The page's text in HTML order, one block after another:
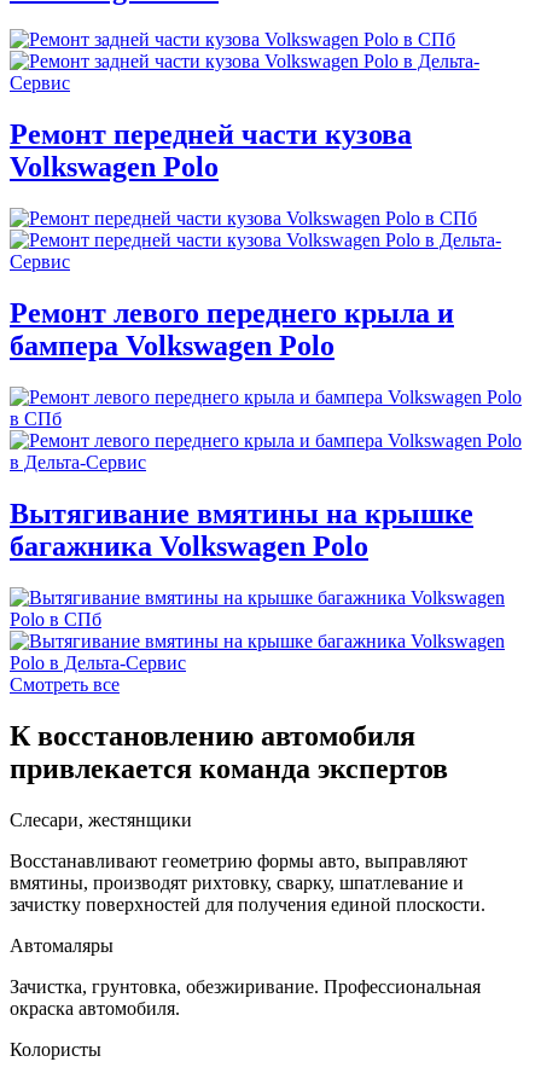
Ремонт передней части кузова
Volkswagen Polo
Ремонт левого переднего крыла и
бампера Volkswagen Polo
Вытягивание вмятины на крышке
багажника Volkswagen Polo
Смотреть все
К восстановлению автомобиля
привлекается команда экспертов
Слесари, жестянщики
Восстанавливают геометрию формы авто, выправляют
вмятины, производят рихтовку, сварку, шпатлевание и
зачистку поверхностей для получения единой плоскости.
Автомаляры
Зачистка, грунтовка, обезжиривание. Профессиональная
окраска автомобиля.
Колористы